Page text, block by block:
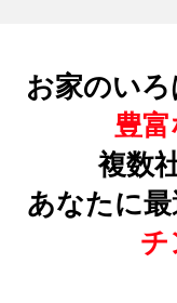
お家のい
豊
複数
あなたに最
チ